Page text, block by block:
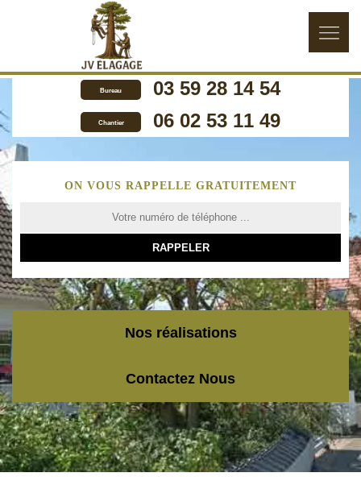
Bureau 03 59 28 14 54
Chantier 06 02 53 11 49
ON VOUS RAPPELLE GRATUITEMENT
Nos réalisations
Contactez Nous